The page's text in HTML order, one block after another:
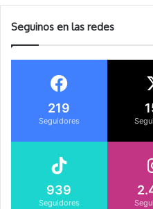
Seguinos en las redes
219
Seguidores
939
Seguidores